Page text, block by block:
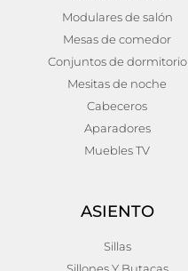
Modulares de salón
Mesas de comedor
Conjuntos de dormitorio
Mesitas de noche
Cabeceros
Aparadores
Muebles TV
ASIENTO
Sillas
Sillones Y Butacas